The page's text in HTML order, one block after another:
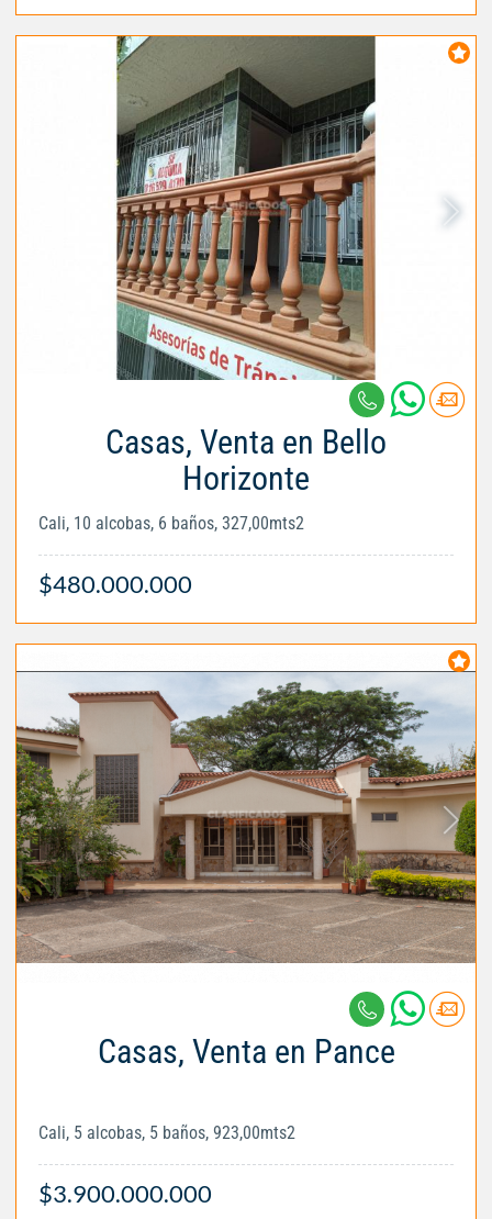
Casas, Venta en Bello
Horizonte
Cali, 10 alcobas, 6 baños, 327,00mts2
$480.000.000
Casas, Venta en Pance
Cali, 5 alcobas, 5 baños, 923,00mts2
$3.900.000.000